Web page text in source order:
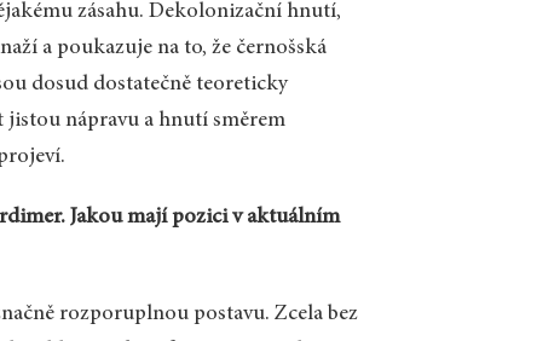
zásahu. Dekolonizační hnutí,
a poukazuje na to, že černošská
dosud dostatečně teoreticky
jistou nápravu a hnutí směrem
Jakou mají pozici v aktuálním
rozporuplnou postavu. Zcela bez